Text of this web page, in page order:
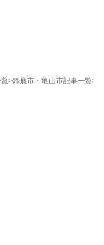
>鈴鹿市・亀山市記事一覧>